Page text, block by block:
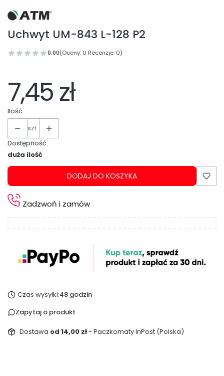
Uchwyt UM-843 L-128 P2
0.00(Oceny: 0 Recenzje: 0)
7,45 zł
Ilość
szt
Dostępność:
duża ilość
DODAJ DO KOSZYKA
Zadzwoń i zamów
Czas wysyłki:48 godzin
Zapytaj o produkt
Dostawa od 14,00 zł- Paczkomaty InPost (Polska)